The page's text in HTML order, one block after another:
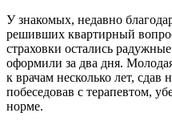
У знакомых, недавно
решивших квартирный
страховки остались
оформили за два дня.
к врачам несколько лет,
побеседовав с терапевтом,
норме.